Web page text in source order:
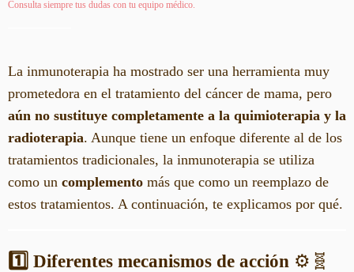
Consulta siempre tus dudas con tu equipo médico.
La inmunoterapia ha mostrado ser una herramienta muy
prometedora en el tratamiento del cáncer de mama, pero
aún no sustituye completamente a la quimioterapia y la
radioterapia. Aunque tiene un enfoque diferente al de los
tratamientos tradicionales, la inmunoterapia se utiliza
como un complemento más que como un reemplazo de
estos tratamientos. A continuación, te explicamos por qué.
1️⃣ Diferentes mecanismos de acción ⚙️🧬